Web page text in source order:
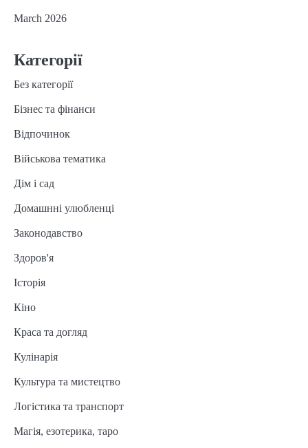
March 2026
Категорії
Без категорії
Бізнес та фінанси
Відпочинок
Військова тематика
Дім і сад
Домашнні улюбленці
Законодавство
Здоров'я
Історія
Кіно
Краса та догляд
Кулінарія
Культура та мистецтво
Логістика та транспорт
Магія, езотерика, таро